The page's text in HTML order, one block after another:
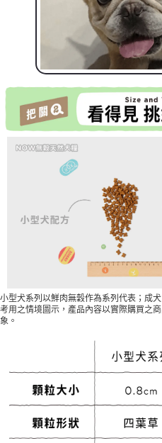
小型犬系列以鮮肉無穀作為系列代表；成
考用之情境圖示，產品內容以實際購買之
象。